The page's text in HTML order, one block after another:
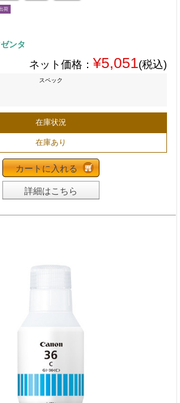
荷
ンタ
ネット価格： ¥5,051(税込)
スペック
在庫状況
在庫あり
カートに入れる
詳細はこちら